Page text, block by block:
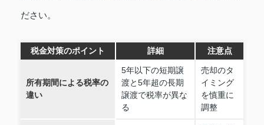
ださい。
税金対策のポイント 詳細 注意点
所有期間による税率の
違い
5年以下の短期譲
渡と5年超の長期
譲渡で税率が異な
る
売却のタ
イミング
を慎重に
調整